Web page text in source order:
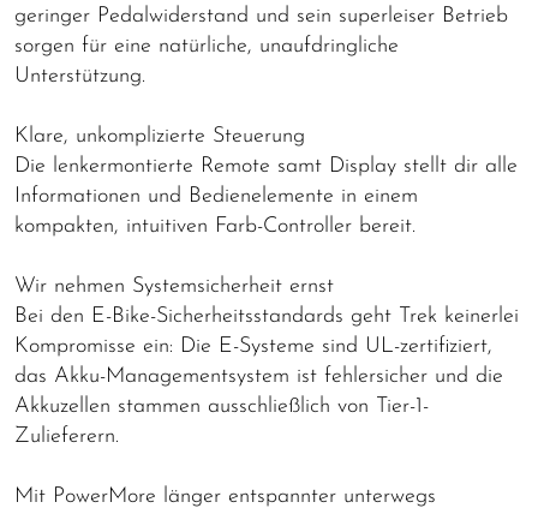
geringer Pedalwiderstand und sein superleiser Betrieb
sorgen für eine natürliche, unaufdringliche
Unterstützung.
Klare, unkomplizierte Steuerung
Die lenkermontierte Remote samt Display stellt dir alle
Informationen und Bedienelemente in einem
kompakten, intuitiven Farb-Controller bereit.
Wir nehmen Systemsicherheit ernst
Bei den E-Bike-Sicherheitsstandards geht Trek keinerlei
Kompromisse ein: Die E-Systeme sind UL-zertifiziert,
das Akku-Managementsystem ist fehlersicher und die
Akkuzellen stammen ausschließlich von Tier-1-
Zulieferern.
Mit PowerMore länger entspannter unterwegs